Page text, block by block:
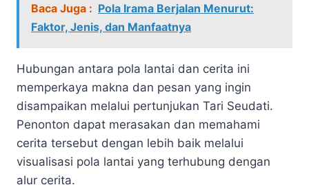
Baca Juga : Pola Irama Berjalan Menurut:
Faktor, Jenis, dan Manfaatnya
Hubungan antara pola lantai dan cerita ini
memperkaya makna dan pesan yang ingin
disampaikan melalui pertunjukan Tari Seudati.
Penonton dapat merasakan dan memahami
cerita tersebut dengan lebih baik melalui
visualisasi pola lantai yang terhubung dengan
alur cerita.